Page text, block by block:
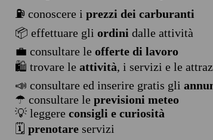
⛽ conoscere i prezzi dei carburanti
📦 effettuare gli ordini dalle attività
💼 consultare le offerte di lavoro
🛍️ trovare le attività, i servizi e le
📣 consultare ed inserire gratis gli
☂ consultare le previsioni meteo
💡 leggere consigli e curiosità
🗓️ prenotareservizi